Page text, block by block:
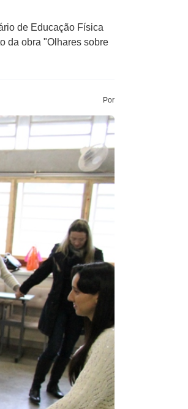
de Educação Física
da obra "Olhares sobre
Por